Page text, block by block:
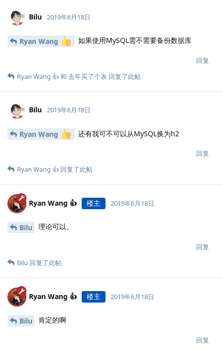
Bilu 2019年6月18日
Ryan Wang 如果使用MySQL需不需要备份数据库
回复
Ryan Wang 👍和 去年买了个表 回复了此帖
Bilu 2019年6月18日
Ryan Wang 还有我可不可以从MySQL换为h2
回复
Ryan Wang 👍 回复了此帖
Ryan Wang 👍 楼主 2019年6月18日
Bilu 理论可以。
回复
Bilu 回复了此帖
Ryan Wang 👍 楼主 2019年6月18日
Bilu 肯定的啊
回复